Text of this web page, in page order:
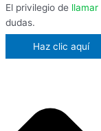
El privilegio de llamar
dudas.
Haz clic aquí